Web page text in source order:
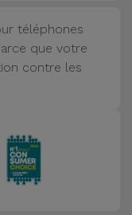
téléphones
que votre
contre les